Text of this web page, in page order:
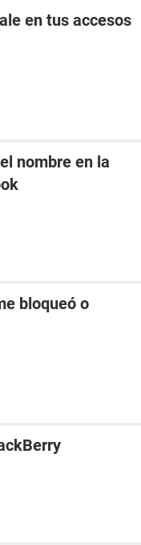
en tus accesos
nombre en la
bloqueó o